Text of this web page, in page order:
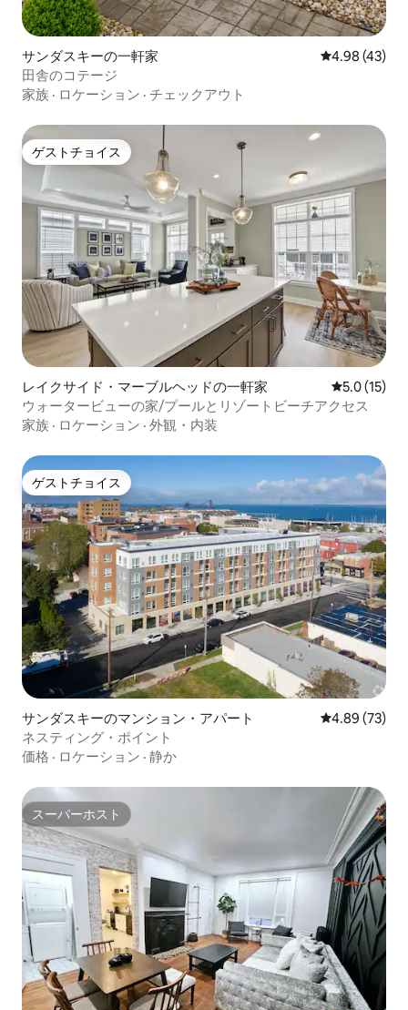
サンダスキーの一軒家 レビュー43
4.98 (43)
田舎のコテージ
家族 · ロケーション · チェックアウト
ゲストチョイス
ゲストチョイス
レイクサイド・マーブルヘッドの一軒家 レビュー15
5.0 (15)
ウォータービューの家/プールとリゾートビーチアクセス
家族 · ロケーション · 外観・内装
ゲストチョイス
ゲストチョイス
サンダスキーのマンション・アパート レビュー73
4.89 (73)
ネスティング・ポイント
価格 · ロケーション · 静か
スーパーホスト
スーパーホスト